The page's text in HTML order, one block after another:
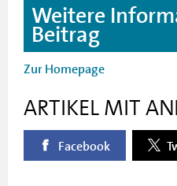
Weitere
Beitrag
Zur Homepage
ARTIKEL MIT
Facebook